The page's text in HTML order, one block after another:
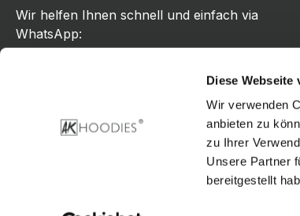
Diese Webseite
Wir verwenden
anbieten zu
zu Ihrer
Unsere Partner
bereitgestellt
Wir helfen Ihnen schnell und einfach via
WhatsApp: